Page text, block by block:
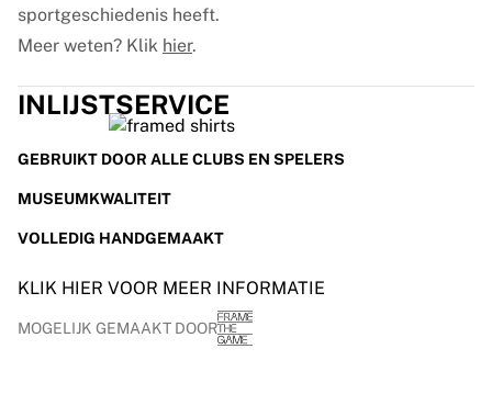
sportgeschiedenis heeft.
Meer weten? Klik hier.
INLIJSTSERVICE
GEBRUIKT DOOR ALLE CLUBS EN SPELERS
MUSEUMKWALITEIT
VOLLEDIG HANDGEMAAKT
KLIK HIER VOOR MEER INFORMATIE
MOGELIJK GEMAAKT DOOR